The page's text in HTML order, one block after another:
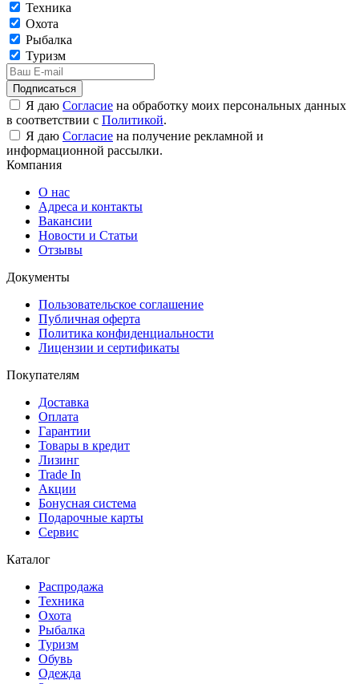
Техника
Охота
Рыбалка
Туризм
Подписаться
Я даю Согласие на обработку моих персональных данных
в соответствии с Политикой.
Я даю Согласие на получение рекламной и
информационной рассылки.
Компания
О нас
Адреса и контакты
Вакансии
Новости и Статьи
Отзывы
Документы
Пользовательское соглашение
Публичная оферта
Политика конфиденциальности
Лицензии и сертификаты
Покупателям
Доставка
Оплата
Гарантии
Товары в кредит
Лизинг
Trade In
Акции
Бонусная система
Подарочные карты
Сервис
Каталог
Распродажа
Техника
Охота
Рыбалка
Туризм
Обувь
Одежда